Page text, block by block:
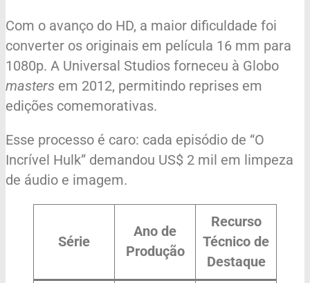
Com o avanço do HD, a maior dificuldade foi
converter os originais em película 16 mm para
1080p. A Universal Studios forneceu à Globo
masters em 2012, permitindo reprises em
edições comemorativas.
Esse processo é caro: cada episódio de “O
Incrível Hulk” demandou US$ 2 mil em limpeza
de áudio e imagem.
Série
Ano de
Produção
Recurso
Técnico de
Destaque